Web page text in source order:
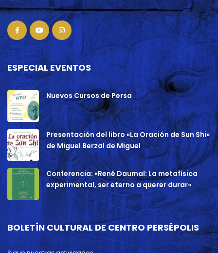
ESPECIAL EVENTOS
Nuevos Cursos de Persa
Presentación del libro «La Oración de Sun Shi»
de Miguel Berzal de Miguel
Conferencia: «René Daumal: La metafísica
experimental, ser eterno a querer durar»
BOLETÍN CULTURAL DE CENTRO PERSÉPOLIS